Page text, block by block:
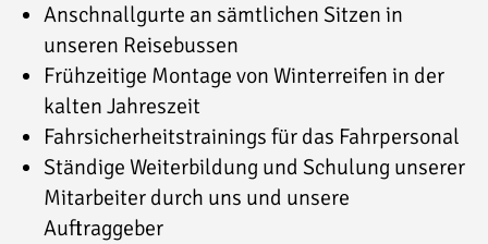
Anschnallgurte an sämtlichen Sitzen in
unseren Reisebussen
Frühzeitige Montage von Winterreifen in der
kalten Jahreszeit
Fahrsicherheitstrainings für das Fahrpersonal
Ständige Weiterbildung und Schulung unserer
Mitarbeiter durch uns und unsere
Auftraggeber